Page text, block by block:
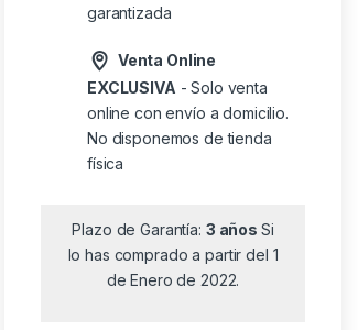
garantizada
Venta Online
EXCLUSIVA - Solo venta
online con envío a domicilio.
No disponemos de tienda
física
Plazo de Garantía: 3 años Si
lo has comprado a partir del 1
de Enero de 2022.